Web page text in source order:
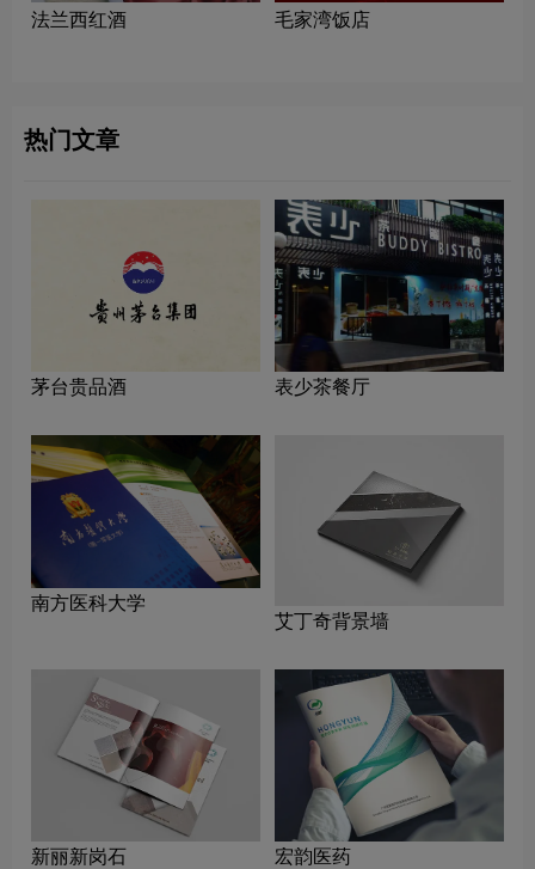
法兰西红酒 毛家湾饭店
热门文章
茅台贵品酒 表少茶餐厅
南方医科大学
艾丁奇背景墙
新丽新岗石 宏韵医药